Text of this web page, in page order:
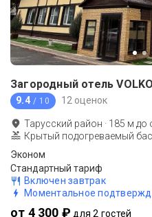
Загородный отель
9.4 / 10 12 оценок
Тарусский район · 185 м до
Крытый подогреваемый
Эконом
Стандартный тариф
Включен завтрак
Моментальное
от 4 300 ₽ для 2 гостей